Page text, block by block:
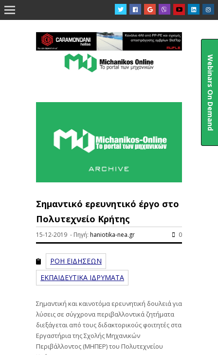

Σημαντικό ερευνητικό έργο στο
Πολυτεχνείο Κρήτης
15-12-2019 - Πηγή: haniotika-nea.gr 0
ΡΟΗ ΕΙΔΗΣΕΩΝ
ΕΚΠΑΙΔΕΥΤΙΚΑ ΙΔΡΥΜΑΤΑ
Σημαντική και καινοτόμα ερευνητική δουλειά για
λύσεις σε σύγχρονα περιβαλλοντικά ζητήματα
διεξάγεται από τους διδακτορικούς φοιτητές στα
Εργαστήρια της Σχολής Μηχανικών
Περιβάλλοντος (ΜΗΠΕΡ) του Πολυτεχνείου
Webinars On Demand